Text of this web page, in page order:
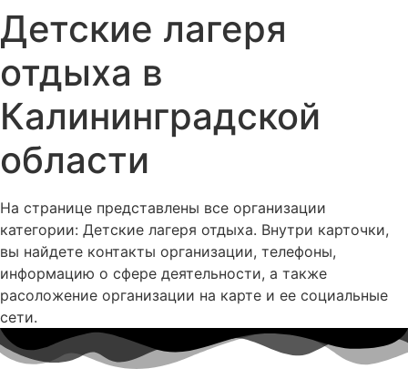
Детские лагеря
отдыха в
Калининградской
области
На странице представлены все организации
категории: Детские лагеря отдыха. Внутри карточки,
вы найдете контакты организации, телефоны,
информацию о сфере деятельности, а также
расоложение организации на карте и ее социальные
сети.